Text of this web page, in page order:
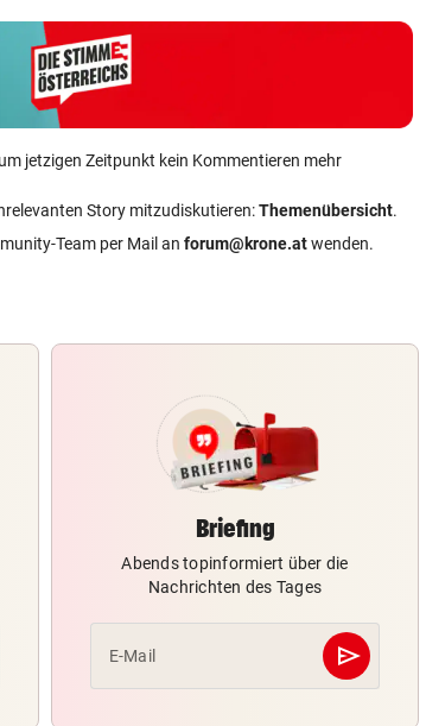
jetzigen Zeitpunkt kein Kommentieren mehr
Story mitzudiskutieren:Themenübersicht.
Team per Mail an forum@krone.atwenden.
Briefing
Abends topinformiert über die
Nachrichten des Tages
E-Mail send
Abschicken